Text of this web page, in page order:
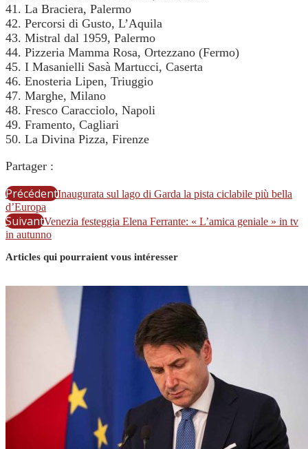
41. La Braciera, Palermo
42. Percorsi di Gusto, L’Aquila
43. Mistral dal 1959, Palermo
44. Pizzeria Mamma Rosa, Ortezzano (Fermo)
45. I Masanielli Sasà Martucci, Caserta
46. Enosteria Lipen, Triuggio
47. Marghe, Milano
48. Fresco Caracciolo, Napoli
49. Framento, Cagliari
50. La Divina Pizza, Firenze
Partager :
PrécédentInaugurata sul lago di Garda la pista ciclabile più bella
d’Europa
SuivantVenezia festeggia Elena Ferrante: « L’amica geniale » in tv
in autunno
Articles qui pourraient vous intéresser